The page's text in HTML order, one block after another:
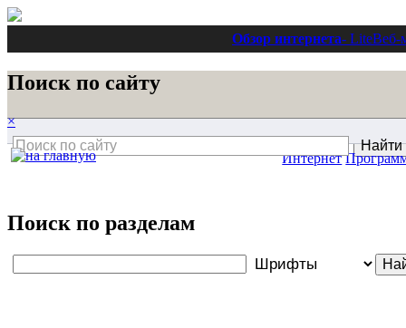
Обзор интернета- LiteВеб-
Поиск по сайту
×
Поиск по разделам
Интернет